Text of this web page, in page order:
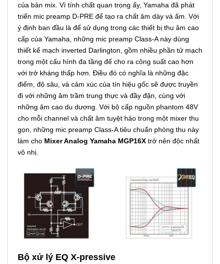
của bản mix. Vì tính chất quan trọng ấy, Yamaha đã phát
triển mic preamp D-PRE để tạo ra chất âm dày và ấm. Với
ý định ban đầu là để sử dụng trong các thiết bị thu âm cao
cấp của Yamaha, những mic preamp Class-A này dùng
thiết kế mạch inverted Darlington, gồm nhiều phần tử mạch
trong một cấu hình đa tầng để cho ra công suất cao hơn
với trở kháng thấp hơn. Điều đó có nghĩa là những đặc
điểm, độ sâu, và cảm xúc của tín hiệu gốc sẽ được truyền
đi với những âm trầm trung thực và đầy đặn, cùng với
những âm cao du dương. Với bộ cấp nguồn phantom 48V
cho mỗi channel và chất âm tuyệt hảo trong một mixer thu
gọn, những mic preamp Class-A tiêu chuẩn phòng thu này
làm cho Mixer Analog Yamaha MGP16X trở nên độc nhất
vô nhị.
Bộ xử lý EQ X-pressive